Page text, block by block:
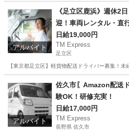
ドライバー 社用車
アルバイト
《足立区鹿浜》週休2
迎！車両レンタル・直
募集！！
日給19,000円
TM Express
足立区
【東京都足立区】軽貨物配送ドライバー募集！
ドライバー 社用車
アルバイト
佐久市〖Amazon配送
験OK！研修充実！
日給17,000円
TM Express
長野県 佐久市